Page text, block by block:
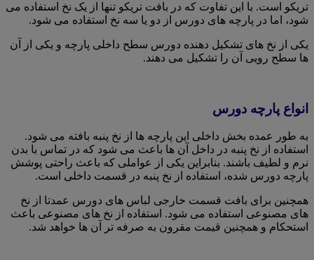
تریکو است. با این تفاوت که در بافت تریکو تنها از یک نخ استفاده می
شود، اما در پارچه های دورس از دو یا سه نخ استفاده می شود.
یکی از نخ های تشکیل دهنده دورس سطح داخلی پارچه و یکی از آن
ها سطح رویی آن را تشکیل می دهند.
انواع پارچه دورس
به طور عمده بخش داخلی این پارچه ها از نخ پنبه بافته می شود.
استفاده از نخ پنبه در داخل آن ها باعث می شود که در تماس با بدن
نرم و لطیف باشند. بنابراین یکی از عواملی که باعث راحتی پوشش
پارچه دورس شده، استفاده از نخ پنبه در قسمت داخلی است.
همچنین برای بافت قسمت خارجی لباس های دورس عمدتا از نخ
های مصنوعی استفاده می شود. استفاده از نخ های مصنوعی باعث
استحکام و همچنین قیمت مقرون به صرفه تر آن ها خواهد شد.